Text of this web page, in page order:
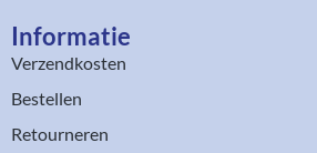
Informatie
Verzendkosten
Bestellen
Retourneren